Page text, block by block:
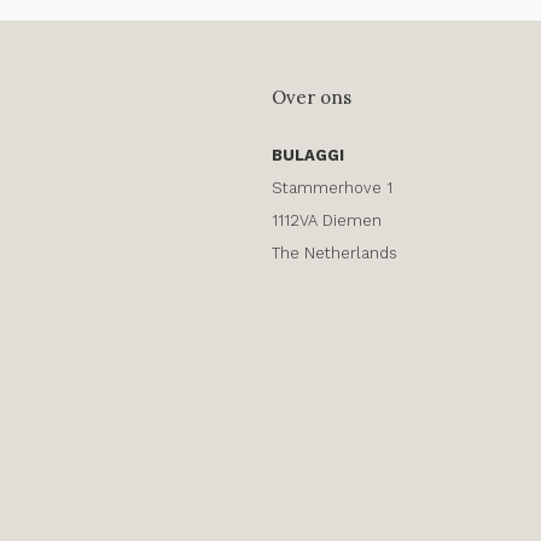
Over ons
BULAGGI
Stammerhove 1
1112VA Diemen
The Netherlands